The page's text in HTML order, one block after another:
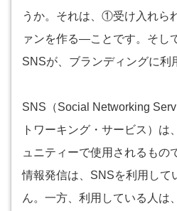
うか。それは、①受け入れ
ァンを作る―ことです。そし
SNSが、ブランディングに利
SNS（Social Networking
トワーキング・サービス）は
ュニティーで使用されるもの
情報発信は、SNSを利用して
ん。一方、利用している人は